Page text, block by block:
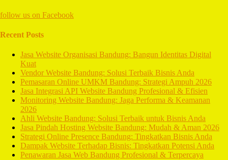
follow us on Facebook
Recent Posts
Jasa Website Organisasi Bandung: Bangun Identitas Digital
Kuat
Vendor Website Bandung: Solusi Terbaik Bisnis Anda
Pemasaran Online UMKM Bandung: Strategi Ampuh 2026
Jasa Integrasi API Website Bandung Profesional & Efisien
Monitoring Website Bandung: Jaga Performa & Keamanan
2026
Ahli Website Bandung: Solusi Terbaik untuk Bisnis Anda
Jasa Pindah Hosting Website Bandung: Mudah & Aman 2026
Strategi Online Presence Bandung: Tingkatkan Bisnis Anda
Dampak Website Terhadap Bisnis: Tingkatkan Potensi Anda
Penawaran Jasa Web Bandung Profesional & Terpercaya